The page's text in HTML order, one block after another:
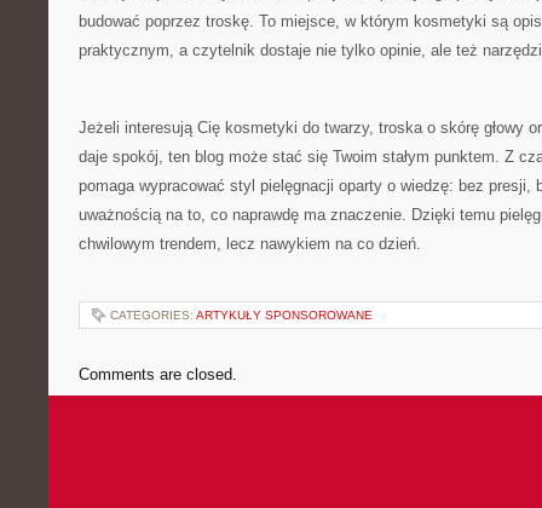
budować poprzez troskę. To miejsce, w którym kosmetyki są
praktycznym, a czytelnik dostaje nie tylko opinie, ale też
Jeżeli interesują Cię kosmetyki do twarzy, troska o skórę głowy
daje spokój, ten blog może stać się Twoim stałym punktem. Z
pomaga wypracować styl pielęgnacji oparty o wiedzę: bez presji,
uważnością na to, co naprawdę ma znaczenie. Dzięki temu
chwilowym trendem, lecz nawykiem na co dzień.
CATEGORIES: ARTYKUŁY SPONSOROWANE
Comments are closed.